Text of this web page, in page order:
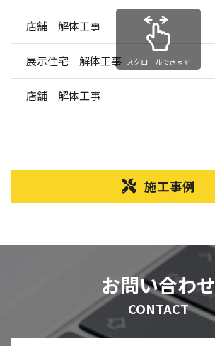
店舗 解体工事
展示住宅 解体工事
店舗 解体工事
スクロールできます
施工事例
お問い合わせ
CONTACT